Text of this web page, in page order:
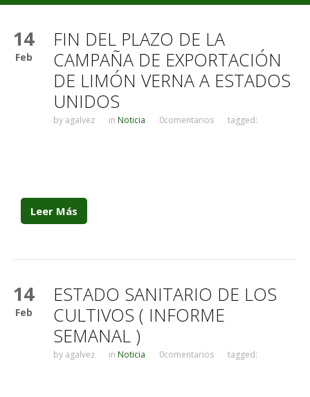
14
Feb
FIN DEL PLAZO DE LA
CAMPAÑA DE EXPORTACIÓN
DE LIMÓN VERNA A ESTADOS
UNIDOS
by agalvez in Noticia 0comentarios tagged:
Leer Más
14
Feb
ESTADO SANITARIO DE LOS
CULTIVOS ( INFORME
SEMANAL )
by agalvez in Noticia 0comentarios tagged: